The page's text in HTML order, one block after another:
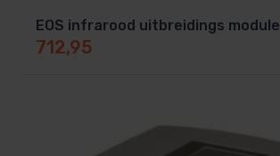
EOS infrarood uitbreidings module
712,95